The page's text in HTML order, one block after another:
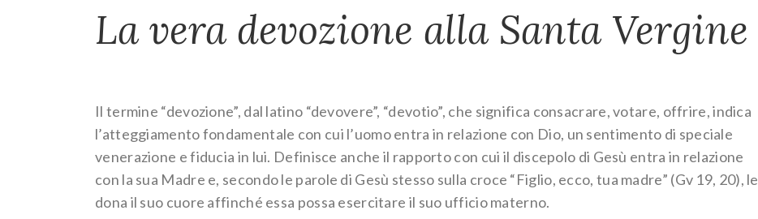
La vera devozione alla Santa Vergine
Il termine “devozione”, dal latino “devovere”, “devotio”, che significa consacrare, votare, offrire, indica
l’atteggiamento fondamentale con cui l’uomo entra in relazione con Dio, un sentimento di speciale
venerazione e fiducia in lui. Definisce anche il rapporto con cui il discepolo di Gesù entra in relazione
con la sua Madre e, secondo le parole di Gesù stesso sulla croce “Figlio, ecco, tua madre” (Gv 19, 20), le
dona il suo cuore affinché essa possa esercitare il suo ufficio materno.